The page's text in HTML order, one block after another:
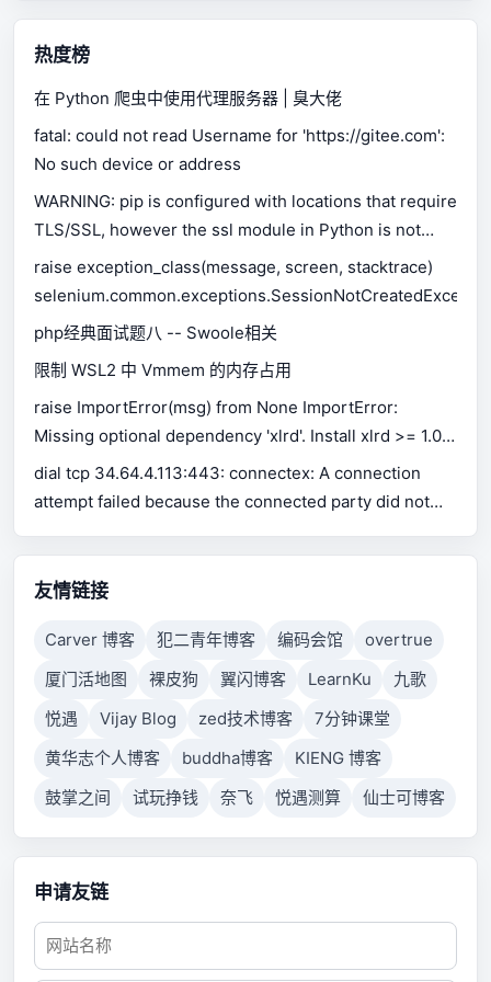
热度榜
在 Python 爬虫中使用代理服务器 | 臭大佬
fatal: could not read Username for 'https://gitee.com':
No such device or address
WARNING: pip is configured with locations that require
TLS/SSL, however the ssl module in Python is not
available.
raise exception_class(message, screen, stacktrace)
php经典面试题八 -- Swoole相关
限制 WSL2 中 Vmmem 的内存占用
raise ImportError(msg) from None ImportError:
Missing optional dependency 'xlrd'. Install xlrd >= 1.0.0
for Excel support Use pip or conda to install xlrd.
dial tcp 34.64.4.113:443: connectex: A connection
attempt failed because the connected party did not
connection failed because connected host has failed
to respond.
友情链接
Carver 博客 犯二青年博客 编码会馆
overtrue
厦门活地图
裸皮狗 翼闪博客 LearnKu
九歌
悦遇
Vijay Blog zed技术博客
7分钟课堂
黄华志个人博客
buddha博客
KIENG 博客
鼓掌之间
试玩挣钱 奈飞 悦遇测算 仙士可博客
申请友链